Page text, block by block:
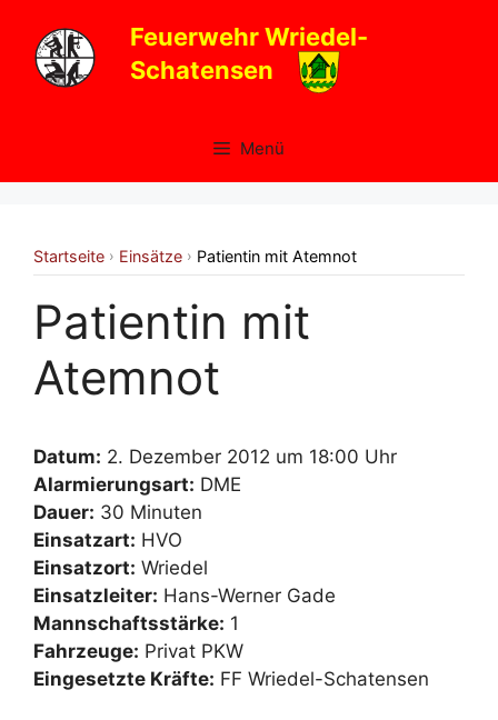
Inhalt
springen
Feuerwehr Wriedel-
Schatensen
Menü
Startseite › Einsätze › Patientin mit Atemnot
Patientin mit
Atemnot
Datum: 2. Dezember 2012 um 18:00 Uhr
Alarmierungsart: DME
Dauer: 30 Minuten
Einsatzart: HVO
Einsatzort: Wriedel
Einsatzleiter: Hans-Werner Gade
Mannschaftsstärke: 1
Fahrzeuge: Privat PKW
Eingesetzte Kräfte: FF Wriedel-Schatensen